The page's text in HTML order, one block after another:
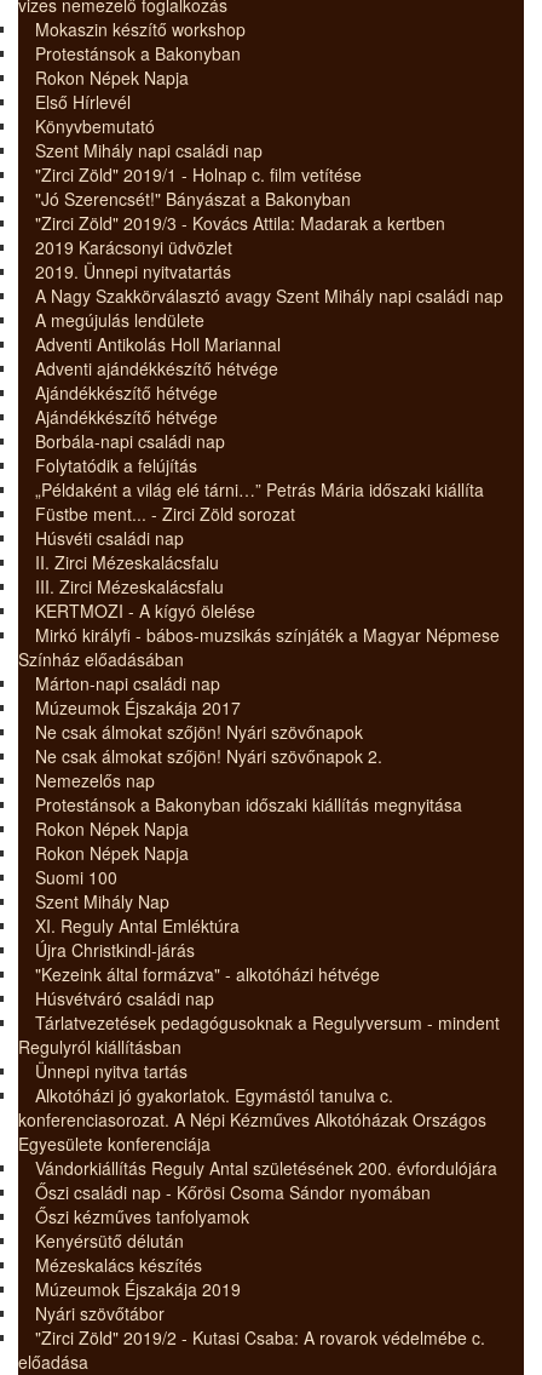
Mokaszin készítő workshop
Protestánsok a Bakonyban
Rokon Népek Napja
Első Hírlevél
Könyvbemutató
Szent Mihály napi családi nap
"Zirci Zöld" 2019/1 - Holnap c. film vetítése
"Jó Szerencsét!" Bányászat a Bakonyban
"Zirci Zöld" 2019/3 - Kovács Attila: Madarak a kertben
2019 Karácsonyi üdvözlet
2019. Ünnepi nyitvatartás
A Nagy Szakkörválasztó avagy Szent Mihály napi családi nap
A megújulás lendülete
Adventi Antikolás Holl Mariannal
Adventi ajándékkészítő hétvége
Ajándékkészítő hétvége
Ajándékkészítő hétvége
Borbála-napi családi nap
Folytatódik a felújítás
„Példaként a világ elé tárni…” Petrás Mária időszaki kiállíta
Füstbe ment... - Zirci Zöld sorozat
Húsvéti családi nap
II. Zirci Mézeskalácsfalu
III. Zirci Mézeskalácsfalu
KERTMOZI - A kígyó ölelése
Mirkó királyfi - bábos-muzsikás színjáték a Magyar Népmese
Színház előadásában
Márton-napi családi nap
Múzeumok Éjszakája 2017
Ne csak álmokat szőjön! Nyári szövőnapok
Ne csak álmokat szőjön! Nyári szövőnapok 2.
Nemezelős nap
Protestánsok a Bakonyban időszaki kiállítás megnyitása
Rokon Népek Napja
Rokon Népek Napja
Suomi 100
Szent Mihály Nap
XI. Reguly Antal Emléktúra
Újra Christkindl-járás
"Kezeink által formázva" - alkotóházi hétvége
Húsvétváró családi nap
Tárlatvezetések pedagógusoknak a Regulyversum - mindent
Regulyról kiállításban
Ünnepi nyitva tartás
Alkotóházi jó gyakorlatok. Egymástól tanulva c.
konferenciasorozat. A Népi Kézműves Alkotóházak Országos
Egyesülete konferenciája
Vándorkiállítás Reguly Antal születésének 200. évfordulójára
Őszi családi nap - Kőrösi Csoma Sándor nyomában
Őszi kézműves tanfolyamok
Kenyérsütő délután
Mézeskalács készítés
Múzeumok Éjszakája 2019
Nyári szövőtábor
"Zirci Zöld" 2019/2 - Kutasi Csaba: A rovarok védelmébe c.
előadása